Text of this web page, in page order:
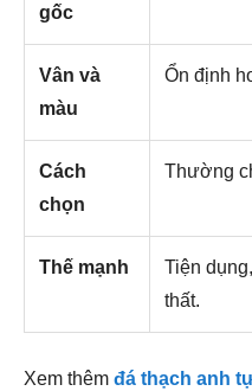
gốc
Vân và
màu
Ổn định
Cách
chọn
Thường
Thế mạnh
Tiện
thất.
Xem thêm đá thạch anh